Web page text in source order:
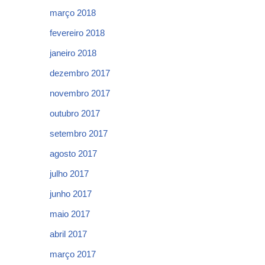
março 2018
fevereiro 2018
janeiro 2018
dezembro 2017
novembro 2017
outubro 2017
setembro 2017
agosto 2017
julho 2017
junho 2017
maio 2017
abril 2017
março 2017